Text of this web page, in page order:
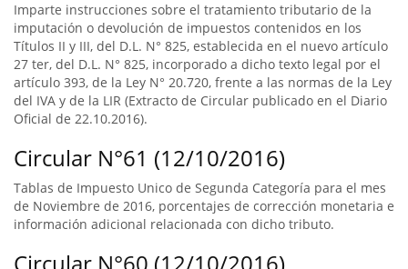
Imparte instrucciones sobre el tratamiento tributario de la
imputación o devolución de impuestos contenidos en los
Títulos II y III, del D.L. N° 825, establecida en el nuevo artículo
27 ter, del D.L. N° 825, incorporado a dicho texto legal por el
artículo 393, de la Ley N° 20.720, frente a las normas de la Ley
del IVA y de la LIR (Extracto de Circular publicado en el Diario
Oficial de 22.10.2016).
Circular N°61 (12/10/2016)
Tablas de Impuesto Unico de Segunda Categoría para el mes
de Noviembre de 2016, porcentajes de corrección monetaria e
información adicional relacionada con dicho tributo.